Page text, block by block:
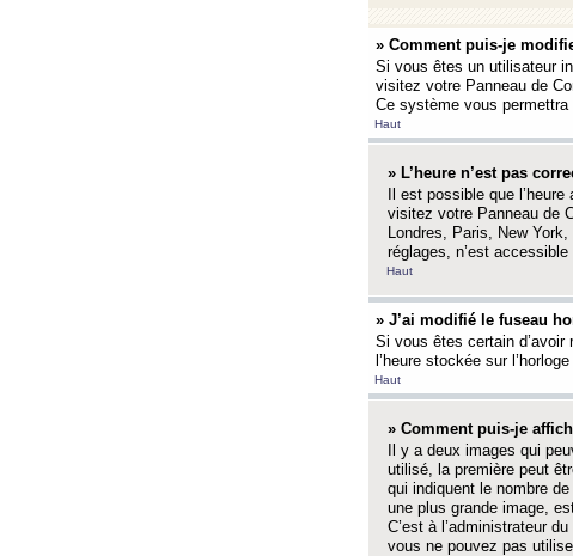
» Comment puis-je
Si vous êtes un utilisateur
visitez votre Panneau de
Ce système vous
Haut
» L’heure n’est pas
Il est possible que
visitez votre Panneau de
Londres, Paris, New
réglages, n’est
Haut
» J’ai modifié le fuseau
Si vous êtes certain d’avoir
l’heure stockée sur
Haut
» Comment puis-je
Il y a deux images qui
utilisé, la première peut
qui indiquent le nombre
une plus grande image,
C’est à l’administrateur
vous ne pouvez pas